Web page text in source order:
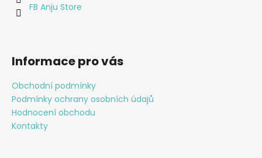
s
FB Anju Store
Informace pro vás
Obchodní podmínky
Podmínky ochrany osobních údajů
Hodnocení obchodu
Kontakty